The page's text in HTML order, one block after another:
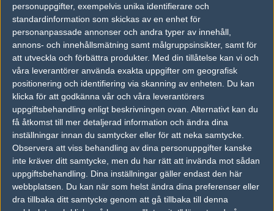
personuppgifter, exempelvis unika identifierare och
standardinformation som skickas av en enhet för
personanpassade annonser och andra typer av innehåll,
annons- och innehållsmätning samt målgruppsinsikter, samt för
att utveckla och förbättra produkter. Med din tillåtelse kan vi och
våra leverantörer använda exakta uppgifter om geografisk
positionering och identifiering via skanning av enheten. Du kan
klicka för att godkänna vår och våra leverantörers
uppgiftsbehandling enligt beskrivningen ovan. Alternativt kan du
få åtkomst till mer detaljerad information och ändra dina
inställningar innan du samtycker eller för att neka samtycke.
Observera att viss behandling av dina personuppgifter kanske
inte kräver ditt samtycke, men du har rätt att invända mot sådan
uppgiftsbehandling. Dina inställningar gäller endast den här
webbplatsen. Du kan när som helst ändra dina preferenser eller
dra tillbaka ditt samtycke genom att gå tillbaka till denna
Följ oss på Twitter
Följ oss på Instagram
Följ oss på Twitch
Information
Annonsering
Copyright och Privacy Policy
Användaravtal
Kontakta
Om Fragbite